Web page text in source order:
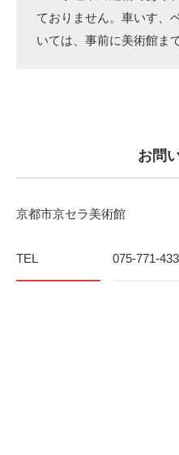
ておりません。車いす、
いては、事前に美術館ま
お問
京都市京セラ美術館
TEL 075-771-